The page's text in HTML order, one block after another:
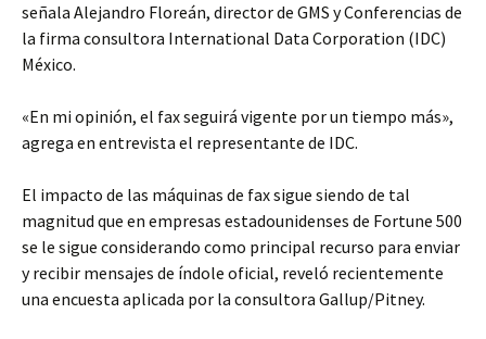
señala Alejandro Floreán, director de GMS y Conferencias de
la firma consultora International Data Corporation (IDC)
México.
«En mi opinión, el fax seguirá vigente por un tiempo más»,
agrega en entrevista el representante de IDC.
El impacto de las máquinas de fax sigue siendo de tal
magnitud que en empresas estadounidenses de Fortune 500
se le sigue considerando como principal recurso para enviar
y recibir mensajes de índole oficial, reveló recientemente
una encuesta aplicada por la consultora Gallup/Pitney.